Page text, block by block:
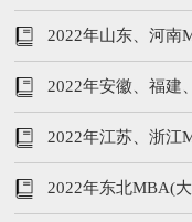
数、学费、分数线
2022年山东、河南
费、分数线
2022年安徽、福建
数、学费、分数线
2022年江苏、浙江
费、分数线，学制
2022年东北MBA(